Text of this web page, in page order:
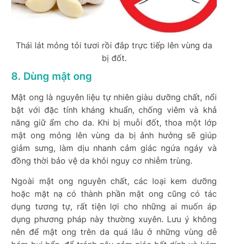
Thái lát mỏng tỏi tươi rồi đắp trực tiếp lên vùng da
bị đốt.
8. Dùng mật ong
Mật ong là nguyên liệu tự nhiên giàu dưỡng chất, nổi
bật với đặc tính kháng khuẩn, chống viêm và khả
năng giữ ẩm cho da. Khi bị muỗi đốt, thoa một lớp
mật ong mỏng lên vùng da bị ảnh hưởng sẽ giúp
giảm sưng, làm dịu nhanh cảm giác ngứa ngáy và
đồng thời bảo vệ da khỏi nguy cơ nhiễm trùng.
Ngoài mật ong nguyên chất, các loại kem dưỡng
hoặc mặt nạ có thành phần mật ong cũng có tác
dụng tương tự, rất tiện lợi cho những ai muốn áp
dụng phương pháp này thường xuyên. Lưu ý không
nên để mật ong trên da quá lâu ở những vùng dễ